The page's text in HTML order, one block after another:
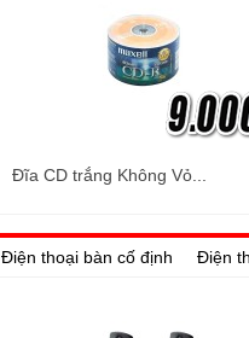
Đĩa CD trắng Không Vỏ...
Điện thoại bàn cố định Điện